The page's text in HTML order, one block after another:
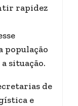
rapidez
população
situação.
de
e